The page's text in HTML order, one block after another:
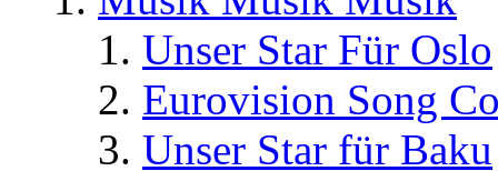
Unser Star Für Oslo
Eurovision Song
Unser Star für Baku